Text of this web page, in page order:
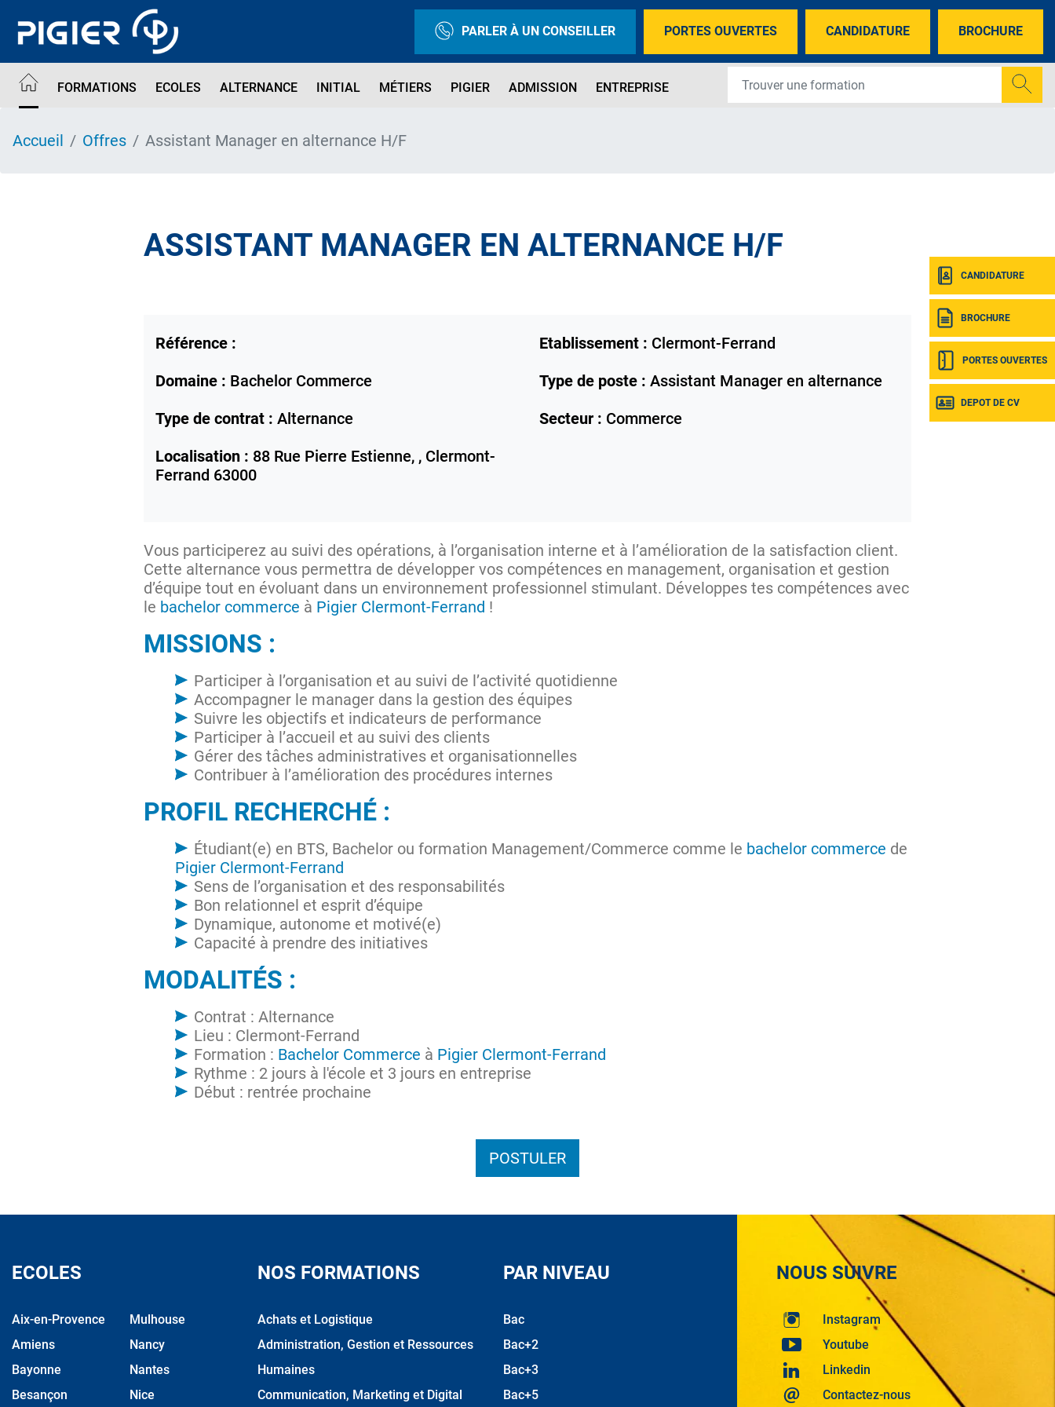
contenu
PARLER À UN CONSEILLER PORTES OUVERTES CANDIDATURE BROCHURE
FORMATIONS ECOLES ALTERNANCE INITIAL MÉTIERS PIGIER ADMISSION ENTREPRISE
CANDIDATURE
BROCHURE
PORTES OUVERTES
DEPOT DE CV
Accueil Offres Assistant Manager en alternance H/F
ASSISTANT MANAGER EN ALTERNANCE H/F
Référence : Etablissement : Clermont-Ferrand
Domaine : Bachelor Commerce Type de poste : Assistant Manager en alternance
Type de contrat : Alternance Secteur : Commerce
Localisation : 88 Rue Pierre Estienne, , Clermont-
Ferrand 63000
Vous participerez au suivi des opérations, à l’organisation interne et à l’amélioration de la satisfaction client.
Cette alternance vous permettra de développer vos compétences en management, organisation et gestion
d’équipe tout en évoluant dans un environnement professionnel stimulant. Développes tes compétences avec
le bachelor commerce à Pigier Clermont-Ferrand !
MISSIONS :
Participer à l’organisation et au suivi de l’activité quotidienne
Accompagner le manager dans la gestion des équipes
Suivre les objectifs et indicateurs de performance
Participer à l’accueil et au suivi des clients
Gérer des tâches administratives et organisationnelles
Contribuer à l’amélioration des procédures internes
PROFIL RECHERCHÉ :
Étudiant(e) en BTS, Bachelor ou formation Management/Commerce comme le bachelor commerce de
Pigier Clermont-Ferrand
Sens de l’organisation et des responsabilités
Bon relationnel et esprit d’équipe
Dynamique, autonome et motivé(e)
Capacité à prendre des initiatives
MODALITÉS :
Contrat : Alternance
Lieu : Clermont-Ferrand
Formation : Bachelor Commerce à Pigier Clermont-Ferrand
Rythme : 2 jours à l'école et 3 jours en entreprise
Début : rentrée prochaine
POSTULER
ECOLES
Aix-en-Provence
Amiens
Bayonne
Besançon
Mulhouse
Nancy
Nantes
Nice
NOS FORMATIONS
Achats et Logistique
Administration, Gestion et Ressources
Humaines
Communication, Marketing et Digital
PAR NIVEAU
Bac
Bac+2
Bac+3
Bac+5
NOUS SUIVRE
Instagram
Youtube
Linkedin
Contactez-nous